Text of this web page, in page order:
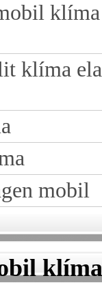
klíma
mobil
klíma